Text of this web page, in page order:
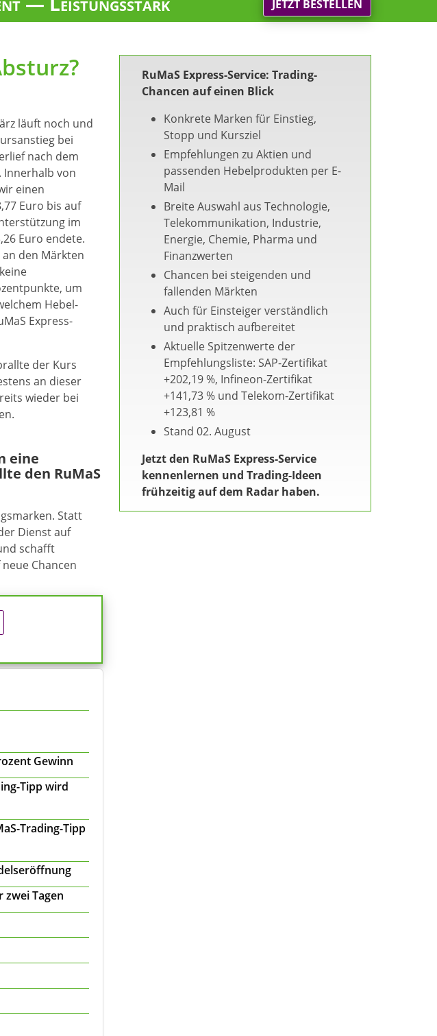
JETZT BESTELLEN
läuft noch und
bei
nach dem
Innerhalb von
einen
Euro bis auf
im
Euro endete.
den Märkten
um
Hebel-
Express-
der Kurs
an dieser
wieder bei
eine
den RuMaS
Statt
Dienst auf
schafft
Chancen
Gewinn
Tipp wird
Trading-Tipp
zwei Tagen
RuMaS Express-Service: Trading-
Chancen auf einen Blick
Konkrete Marken für Einstieg,
Stopp und Kursziel
Empfehlungen zu Aktien und
passenden Hebelprodukten per E-
Mail
Breite Auswahl aus Technologie,
Telekommunikation, Industrie,
Energie, Chemie, Pharma und
Finanzwerten
Chancen bei steigenden und
fallenden Märkten
Auch für Einsteiger verständlich
und praktisch aufbereitet
Aktuelle Spitzenwerte der
Empfehlungsliste: SAP-Zertifikat
+202,19 %, Infineon-Zertifikat
+141,73 % und Telekom-Zertifikat
+123,81 %
Stand 02. August
Jetzt den RuMaS Express-Service
kennenlernen und Trading-Ideen
frühzeitig auf dem Radar haben.